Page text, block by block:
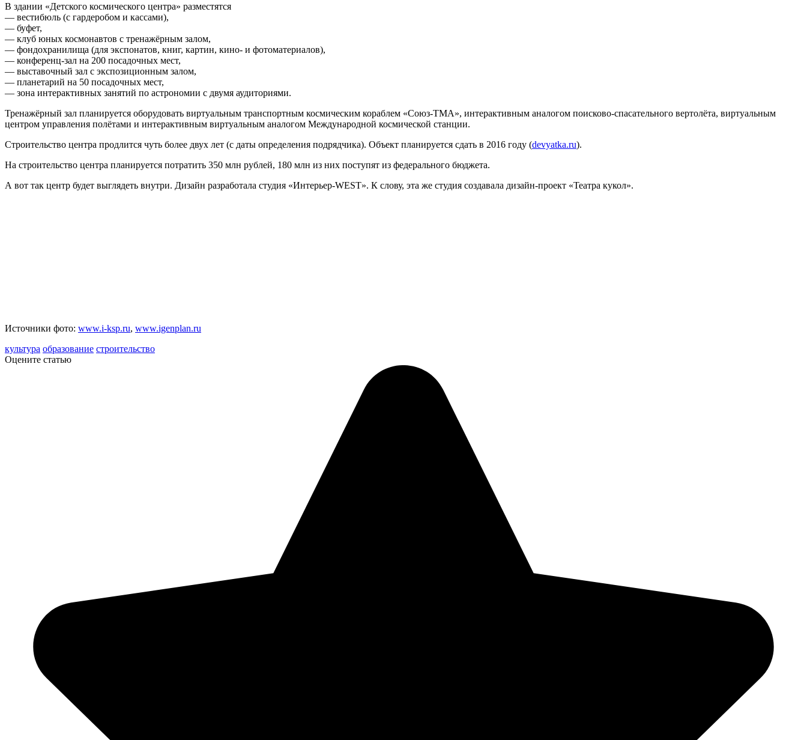
В здании «Детского космического центра» разместятся
— вестибюль (с гардеробом и кассами),
— буфет,
— клуб юных космонавтов с тренажёрным залом,
— фондохранилища (для экспонатов, книг, картин, кино- и фотоматериалов),
— конференц-зал на 200 посадочных мест,
— выставочный зал с экспозиционным залом,
— планетарий на 50 посадочных мест,
— зона интерактивных занятий по астрономии с двумя аудиториями.
Тренажёрный зал планируется оборудовать виртуальным транспортным космическим кораблем «Союз-ТМА», интерактивным аналогом поисково-спасательного вертолёта, виртуальным
центром управления полётами и интерактивным виртуальным аналогом Международной космической станции.
Строительство центра продлится чуть более двух лет (с даты определения подрядчика). Объект планируется сдать в 2016 году (devyatka.ru).
На строительство центра планируется потратить 350 млн рублей, 180 млн из них поступят из федерального бюджета.
А вот так центр будет выглядеть внутри. Дизайн разработала студия «Интерьер-WEST». К слову, эта же студия создавала дизайн-проект «Театра кукол».
Источники фото: www.i-ksp.ru, www.igenplan.ru
культура образование строительство
Оцените статью